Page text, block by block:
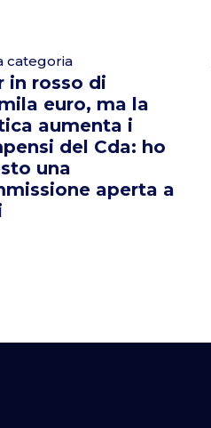
categoria
in rosso di
euro, ma la
aumenta i
del Cda: ho
una
aperta a